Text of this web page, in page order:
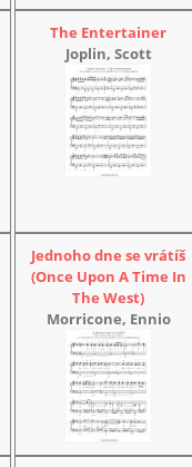
The Entertainer
Joplin, Scott
Jednoho dne se vrátíš
(Once Upon A Time In
The West)
Morricone, Ennio